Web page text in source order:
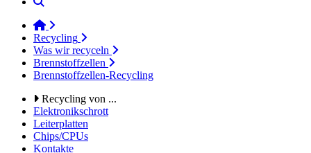
Recycling
Was wir recyceln
Brennstoffzellen
Brennstoffzellen-Recycling
Recycling von ...
Elektronikschrott
Leiterplatten
Chips/CPUs
Kontakte